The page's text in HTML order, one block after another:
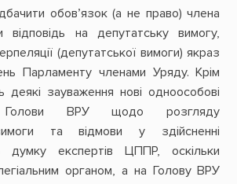
обов’язок (а не право) члена
відповідь на депутатську вимогу,
(депутатської вимоги) якраз
Парламенту членами Уряду. Крім
деякі зауваження нові одноособові
Голови ВРУ щодо розгляду
та відмови у здійсненні
думку експертів ЦППР, оскільки
органом, а на Голову ВРУ